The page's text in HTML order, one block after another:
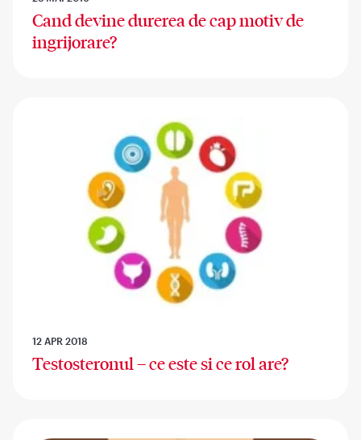
Cand devine durerea de cap motiv de
ingrijorare?
12 APR 2018
Testosteronul – ce este si ce rol are?